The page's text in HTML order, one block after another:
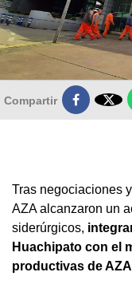
Compartir
Tras negociaciones
AZA alcanzaron un
siderúrgicos,
Huachipato con el
productivas de